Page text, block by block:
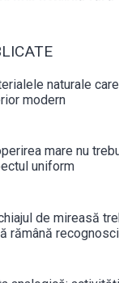
naturale
modern
mare nu
uniform
de mireasă
rămână